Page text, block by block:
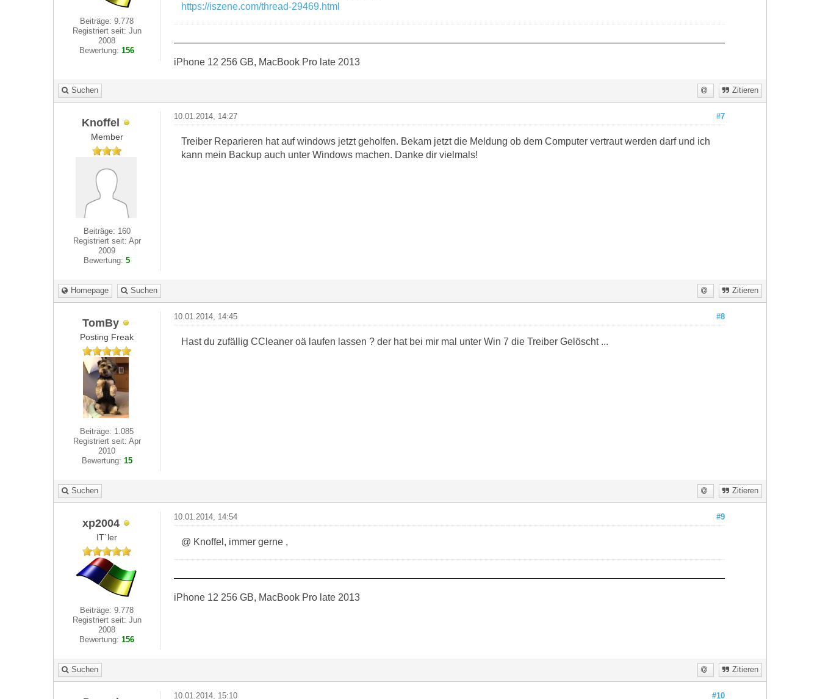
Beiträge: 9.778
Registriert seit: Jun
2008
Bewertung:156
https://iszene.com/thread-29469.html
iPhone 12 256 GB, MacBook Pro late 2013
Suchen Zitieren
Knoffel
Member
Beiträge: 160
Registriert seit: Apr
2009
Bewertung:5
#7
10.01.2014, 14:27
Treiber Reparieren hat auf windows jetzt geholfen. Bekam jetzt die Meldung ob dem Computer vertraut werden darf und ich
kann mein Backup auch unter Windows machen. Danke dir vielmals!
Homepage Suchen Zitieren
TomBy
Posting Freak
Beiträge: 1.085
Registriert seit: Apr
2010
Bewertung: 15
#8
10.01.2014, 14:45
Hast du zufällig CCleaner oä laufen lassen ? der hat bei mir mal unter Win 7 die Treiber Gelöscht ...
Suchen Zitieren
xp2004
IT`ler
Beiträge: 9.778
Registriert seit: Jun
2008
Bewertung:156
#9
10.01.2014, 14:54
@ Knoffel, immer gerne ,
iPhone 12 256 GB, MacBook Pro late 2013
Suchen Zitieren
#10
10.01.2014, 15:10